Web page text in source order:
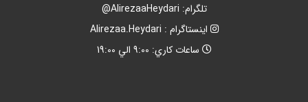
تلگرام: AlirezaaHeydari@
اينستاگرام : Alirezaa.Heydari
ساعات کاري: 9:00 الي 19:00